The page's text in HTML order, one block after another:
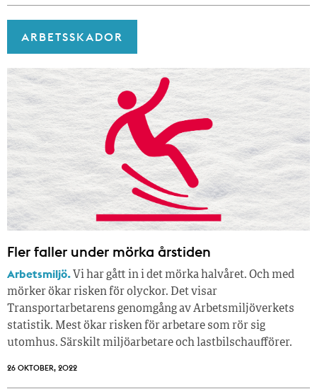
ARBETSSKADOR
Fler faller under mörka årstiden
Arbetsmiljö. Vi har gått in i det mörka halvåret. Och med
mörker ökar risken för olyckor. Det visar
Transportarbetarens genomgång av Arbetsmiljöverkets
statistik. Mest ökar risken för arbetare som rör sig
utomhus. Särskilt miljöarbetare och lastbilschaufförer.
26 OKTOBER, 2022